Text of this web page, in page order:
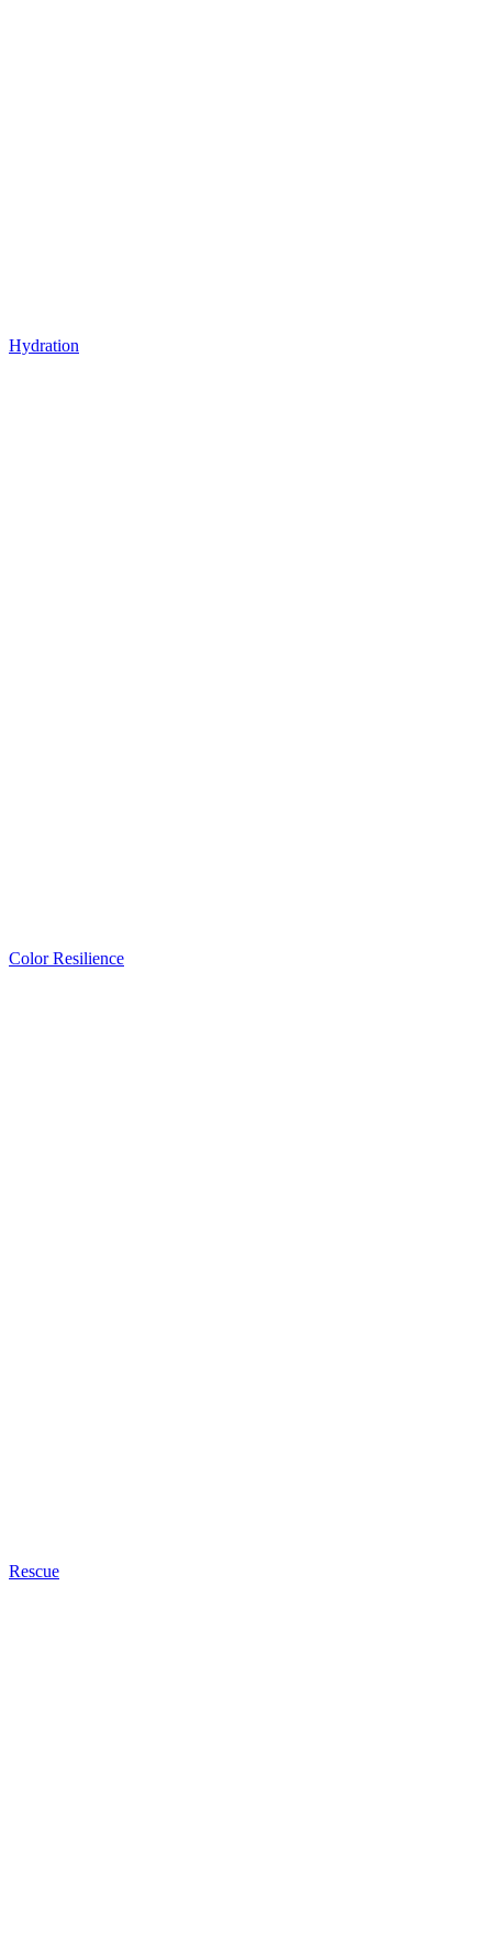
Hydration
Color Resilience
Rescue